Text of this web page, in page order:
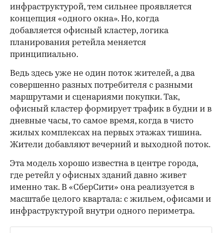
инфраструктурой, тем сильнее проявляется
концепция «одного окна». Но, когда
добавляется офисный кластер, логика
планирования ретейла меняется
принципиально.
Ведь здесь уже не один поток жителей, а два
совершенно разных потребителя с разными
маршрутами и сценариями покупки. Так,
офисный кластер формирует трафик в будни и в
дневные часы, то самое время, когда в чисто
жилых комплексах на первых этажах тишина.
Жители добавляют вечерний и выходной поток.
Эта модель хорошо известна в центре города,
где ретейл у офисных зданий давно живет
именно так. В «СберСити» она реализуется в
масштабе целого квартала: с жильем, офисами и
инфраструктурой внутри одного периметра.